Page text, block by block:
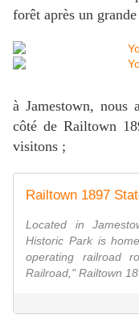
forêt après un
à Jamestown, nous
côté de Railtown
visitons ;
Railtown 1897
Located in
Historic Park is
operating railroad
Railroad," Railtown